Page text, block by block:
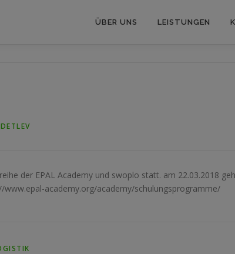
ÜBER UNS LEISTUNGEN
der EPAL Academy und swoplo statt. am 22.03.2018
academy.org/academy/schulungsprogramme/